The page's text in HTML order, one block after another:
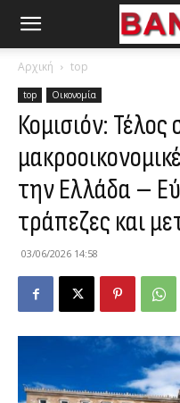
Αρχική top
top Οικονομία
Κομισιόν: Τέλος
την Ελλάδα –
τράπεζες και
03/06/2026 14:58